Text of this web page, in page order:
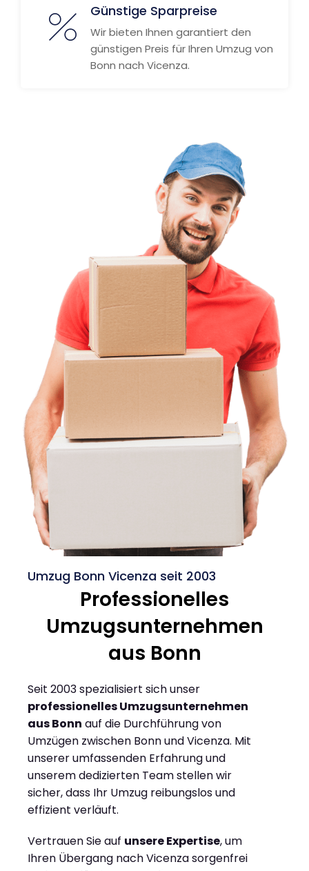
Günstige Sparpreise
Wir bieten Ihnen garantiert den
günstigen Preis für Ihren Umzug von
Bonn nach Vicenza.
Umzug Bonn Vicenza seit 2003
Professionelles
Umzugsunternehmen
aus Bonn
Seit 2003 spezialisiert sich unser
professionelles Umzugsunternehmen
aus Bonn auf die Durchführung von
Umzügen zwischen Bonn und Vicenza. Mit
unserer umfassenden Erfahrung und
unserem dedizierten Team stellen wir
sicher, dass Ihr Umzug reibungslos und
effizient verläuft.
Vertrauen Sie auf unsere Expertise, um
Ihren Übergang nach Vicenza sorgenfrei